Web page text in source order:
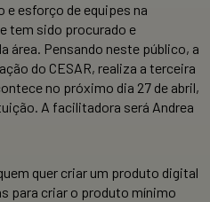
e esforço de equipes na
tem sido procurado e
área. Pensando neste público, a
do CESAR, realiza a terceira
no próximo dia 27 de abril,
A facilitadora será Andrea
quer criar um produto digital
para criar o produto mínimo